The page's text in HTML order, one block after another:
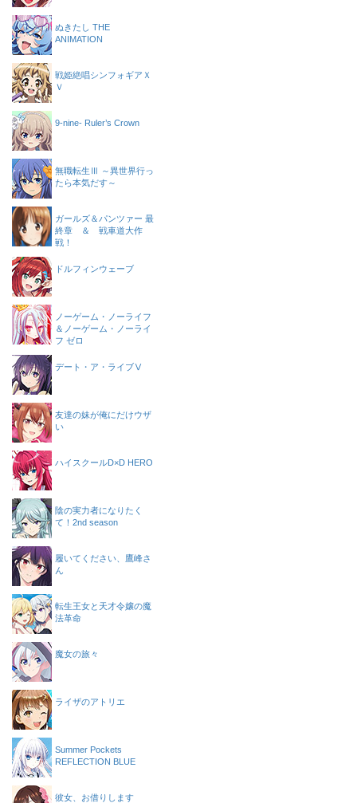
ぬきたし THE
ANIMATION
戦姫絶唱シンフォギアＸ
Ｖ
9-nine- Ruler’s Crown
無職転生Ⅲ ～異世界行っ
たら本気だす～
ガールズ＆パンツァー 最
終章 ＆ 戦車道大作
戦！
ドルフィンウェーブ
ノーゲーム・ノーライフ
＆ノーゲーム・ノーライ
フ ゼロ
デート・ア・ライブⅤ
友達の妹が俺にだけウザ
い
ハイスクールD×D HERO
陰の実力者になりたく
て！2nd season
履いてください、鷹峰さ
ん
転生王女と天才令嬢の魔
法革命
魔女の旅々
ライザのアトリエ
Summer Pockets
REFLECTION BLUE
彼女、お借りします